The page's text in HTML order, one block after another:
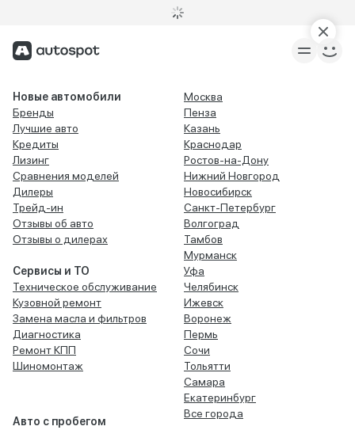
Новые автомобили
Бренды
Лучшие авто
Кредиты
Лизинг
Сравнения моделей
Дилеры
Трейд-ин
Отзывы об авто
Отзывы о дилерах
Сервисы и ТО
Техническое обслуживание
Кузовной ремонт
Замена масла и фильтров
Диагностика
Ремонт КПП
Шиномонтаж
Авто с пробегом
Москва
Пенза
Казань
Краснодар
Ростов-на-Дону
Нижний Новгород
Новосибирск
Санкт-Петербург
Волгоград
Тамбов
Мурманск
Уфа
Челябинск
Ижевск
Воронеж
Пермь
Сочи
Тольятти
Самара
Екатеринбург
Все города